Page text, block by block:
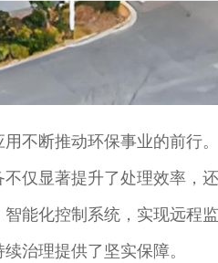
不断推动环保事业的前行
仅显著提升了处理效率，
能化控制系统，实现远程
治理提供了坚实保障。